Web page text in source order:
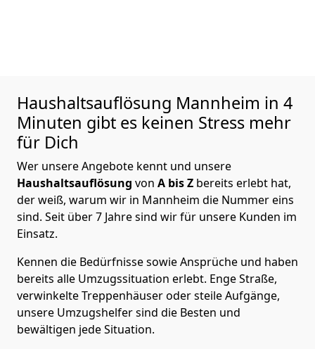
Haushaltsauflösung Mannheim in 4
Minuten gibt es keinen Stress mehr
für Dich
Wer unsere Angebote kennt und unsere
Haushaltsauflösung von A bis Z bereits erlebt hat,
der weiß, warum wir in Mannheim die Nummer eins
sind. Seit über 7 Jahre sind wir für unsere Kunden im
Einsatz.
Kennen die Bedürfnisse sowie Ansprüche und haben
bereits alle Umzugssituation erlebt. Enge Straße,
verwinkelte Treppenhäuser oder steile Aufgänge,
unsere Umzugshelfer sind die Besten und
bewältigen jede Situation.